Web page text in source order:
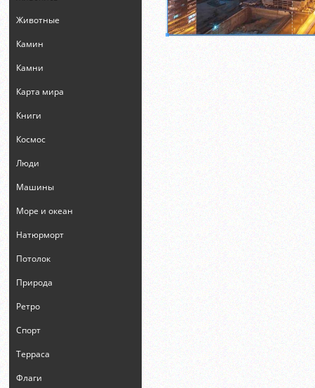
Животные
Камин
Камни
Карта мира
Книги
Космос
Люди
Машины
Море и океан
Натюрморт
Потолок
Природа
Ретро
Спорт
Терраса
Флаги